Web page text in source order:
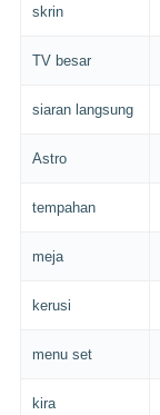
skrin
TV besar
siaran langsung
Astro
tempahan
meja
kerusi
menu set
kira